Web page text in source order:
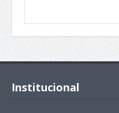
Institucional